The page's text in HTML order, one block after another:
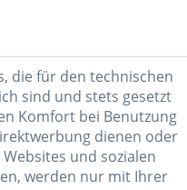
die für den technischen
sind und stets gesetzt
Komfort bei Benutzung
dienen oder
und sozialen
werden nur mit Ihrer